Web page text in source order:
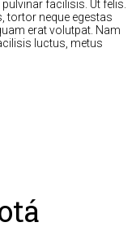
facilisis. Ut felis.
tortor neque egestas
erat volutpat. Nam
luctus, metus